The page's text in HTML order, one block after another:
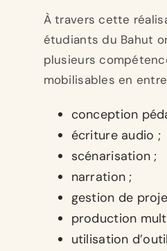
À travers cette
étudiants du Bahut
plusieurs
mobilisables en
conception
écriture audio ;
scénarisation ;
narration ;
gestion de
production
utilisation